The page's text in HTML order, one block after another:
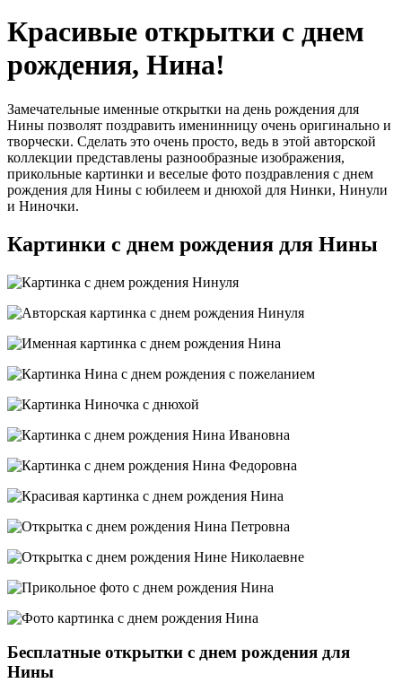
Красивые открытки с днем
рождения, Нина!
Замечательные именные открытки на день рождения для
Нины позволят поздравить именинницу очень оригинально и
творчески. Сделать это очень просто, ведь в этой авторской
коллекции представлены разнообразные изображения,
прикольные картинки и веселые фото поздравления с днем
рождения для Нины с юбилеем и днюхой для Нинки, Нинули
и Ниночки.
Картинки с днем рождения для Нины
Бесплатные открытки с днем рождения для
Нины